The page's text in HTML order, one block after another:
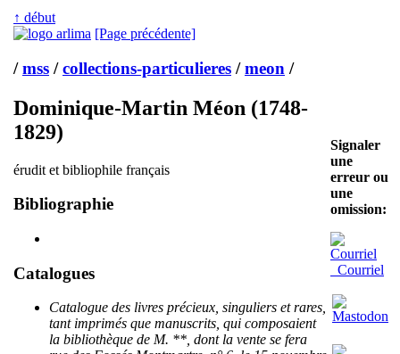
↑ début
[Page précédente]
/mss /collections-particulieres /meon /
Dominique-Martin Méon (1748-
1829)
érudit et bibliophile français
Bibliographie
Catalogues
Catalogue des livres précieux, singuliers et rares,
tant imprimés que manuscrits, qui composaient
la bibliothèque de M. **, dont la vente se fera
Signaler
une
erreur ou
une
omission:
Courriel